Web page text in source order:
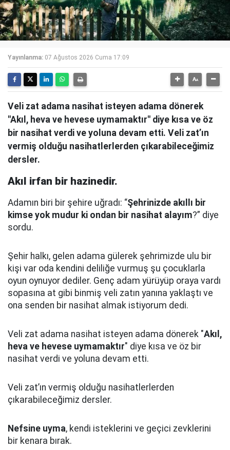
Yayınlanma: 07 Ağustos 2026 Cuma 17:09
Veli zat adama nasihat isteyen adama dönerek
"Akıl, heva ve hevese uymamaktır" diye kısa ve öz
bir nasihat verdi ve yoluna devam etti. Veli zat’ın
vermiş olduğu nasihatlerlerden çıkarabileceğimiz
dersler.
Akıl irfan bir hazinedir.
Adamın biri bir şehire uğradı: “Şehrinizde akıllı bir
kimse yok mudur ki ondan bir nasihat alayım?” diye
sordu.
Şehir halkı, gelen adama gülerek şehrimizde ulu bir
kişi var oda kendini deliliğe vurmuş şu çocuklarla
oyun oynuyor dediler. Genç adam yürüyüp oraya vardı
sopasına at gibi binmiş veli zatın yanına yaklaştı ve
ona senden bir nasihat almak istiyorum dedi.
Veli zat adama nasihat isteyen adama dönerek "Akıl,
heva ve hevese uymamaktır" diye kısa ve öz bir
nasihat verdi ve yoluna devam etti.
Veli zat’ın vermiş olduğu nasihatlerlerden
çıkarabileceğimiz dersler.
Nefsine uyma, kendi isteklerini ve geçici zevklerini
bir kenara bırak.